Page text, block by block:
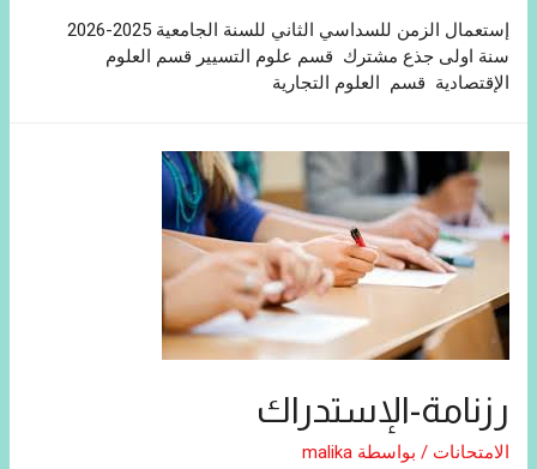
سنة اولى جذع مشترك قسم علوم التسيير قسم العلوم
الإقتصادية قسم العلوم التجارية
رزنامة-الإستدراك
الامتحانات / بواسطة malika